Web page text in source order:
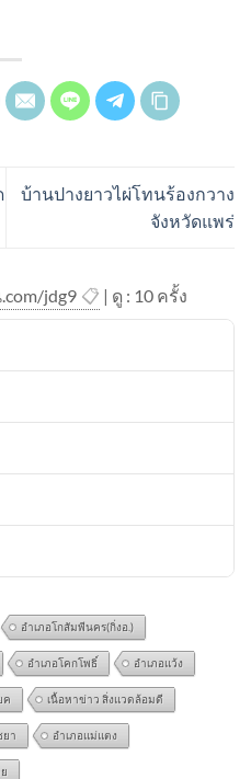
บ้านปางยาวไผ่โทนร้องกวาง
จังหวัดแพร่
jdg9 📋 | ดู : 10ครั้ง
อำเภอโกสัมพีนคร(กิ่งอ.)
อำเภอโคกโพธิ์ อำเภอแว้ง
ค เนื้อหาข่าว สิ่งแวดล้อมดี
ยา อำเภอแม่แตง